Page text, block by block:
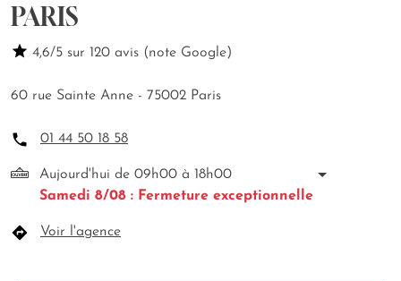
PARIS
4,6/5 sur 120 avis (note Google)
60 rue Sainte Anne - 75002 Paris
01 44 50 18 58
Aujourd'hui de 09h00 à 18h00
Samedi 8/08 : Fermeture exceptionnelle
Voir l'agence